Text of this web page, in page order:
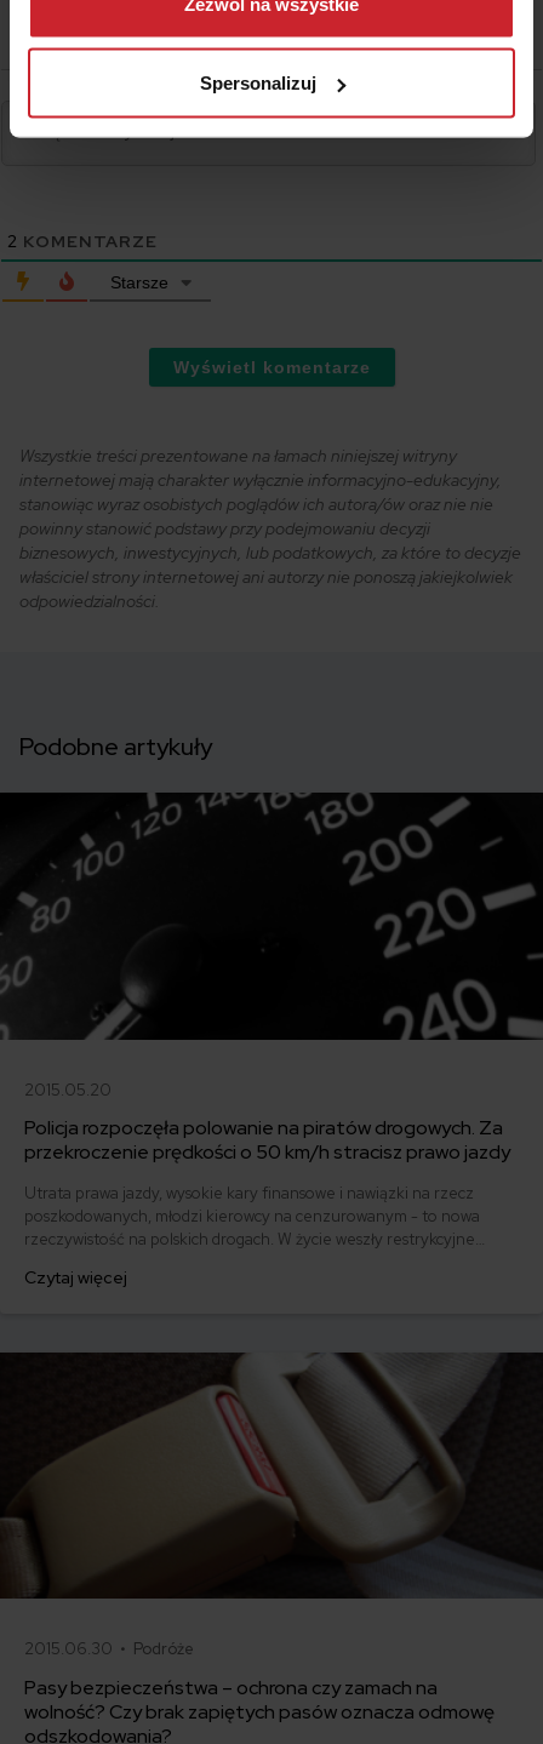
przetwarzamy dane osobowe w ramachPolityki
Spersonalizuj
2 KOMENTARZE
Starsze
Wyświetl komentarze
Wszystkie treści prezentowane na łamach niniejszej witryny
internetowej mają charakter wyłącznie informacyjno-edukacyjny,
stanowiąc wyraz osobistych poglądów ich autora/ów oraz nie nie
powinny stanowić podstawy przy podejmowaniu decyzji
biznesowych, inwestycyjnych, lub podatkowych, za które to decyzje
właściciel strony internetowej ani autorzy nie ponoszą jakiejkolwiek
odpowiedzialności.
Podobne artykuły
2015.05.20
Policja rozpoczęła polowanie na piratów drogowych. Za
przekroczenie prędkości o 50 km/h stracisz prawo jazdy
Utrata prawa jazdy, wysokie kary finansowe i nawiązki na rzecz
poszkodowanych, młodzi kierowcy na cenzurowanym - to nowa
rzeczywistość na polskich drogach. W życie weszły restrykcyjne
obowiązywania nowego prawa policjanci zatrzymali kilkadziesiąt
Czytaj więcej
2015.06.30 • Podróże
Pasy bezpieczeństwa – ochrona czy zamach na
wolność? Czy brak zapiętych pasów oznacza odmowę
odszkodowania?